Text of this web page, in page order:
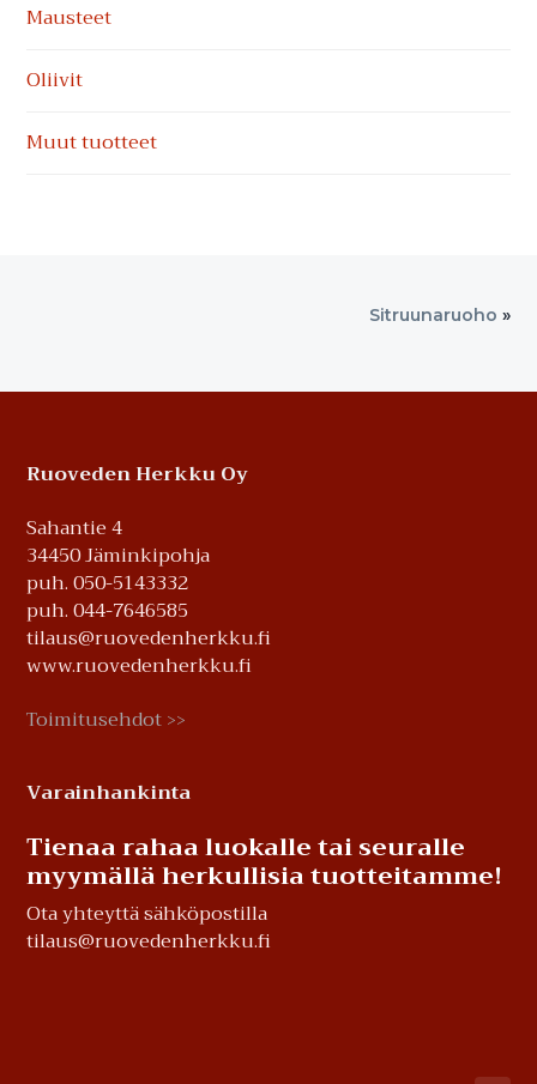
Mausteet
Oliivit
Muut tuotteet
Sitruunaruoho »
Footer
Ruoveden Herkku Oy
Sahantie 4
34450 Jäminkipohja
puh. 050-5143332
puh. 044-7646585
tilaus@ruovedenherkku.fi
www.ruovedenherkku.fi
Toimitusehdot >>
Varainhankinta
Tienaa rahaa luokalle tai seuralle
myymällä herkullisia tuotteitamme!
Ota yhteyttä sähköpostilla
tilaus@ruovedenherkku.fi